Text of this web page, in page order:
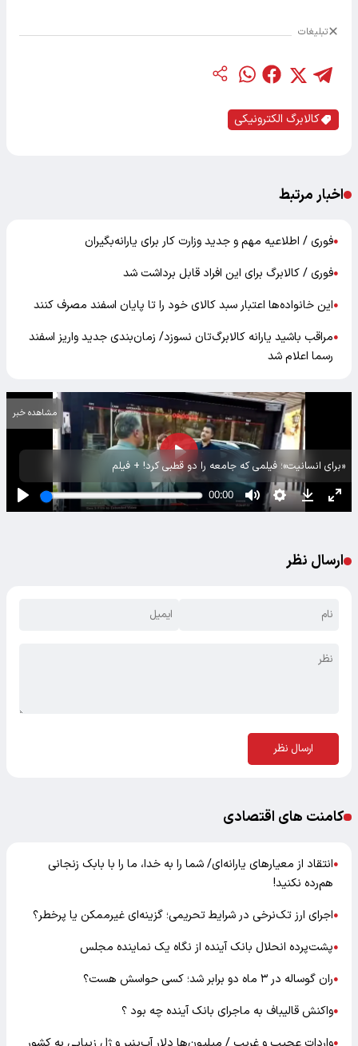
تبلیغات
کالابرگ الکترونیکی
اخبار مرتبط
●فوری / اطلاعیه مهم و جدید وزارت کار برای یارانه‌بگیران
●فوری / کالابرگ برای این افراد قابل برداشت شد
●این خانواده‌ها اعتبار سبد کالای خود را تا پایان اسفند مصرف کنند
●مراقب باشید یارانه کالابرگ‌تان نسوزد/ زمان‌بندی جدید واریز اسفند
رسما اعلام شد
«برای انسانیت»؛ فیلمی که جامعه را دو قطبی کرد! + فیلم
مشاهده خبر
ارسال نظر
ارسال نظر
کامنت های اقتصادی
●انتقاد از معیارهای یارانه‌ای/ شما را به خدا، ما را با بابک زنجانی
هم‌رده نکنید!
●اجرای ارز تک‌نرخی در شرایط تحریمی؛ گزینه‌ای غیرممکن یا پرخطر؟
●پشت‌پرده انحلال بانک آینده از نگاه یک نماینده مجلس
●ران گوساله در ۳ ماه دو برابر شد؛ کسی حواسش هست؟
●واکنش قالیباف به ماجرای بانک آینده چه بود ؟
●